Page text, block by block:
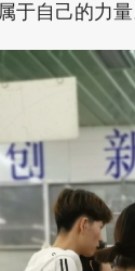
于自己的力